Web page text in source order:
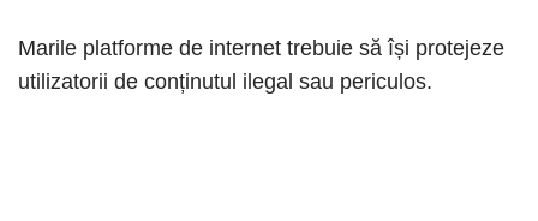
Marile platforme de internet trebuie să își protejeze
utilizatorii de conținutul ilegal sau periculos.